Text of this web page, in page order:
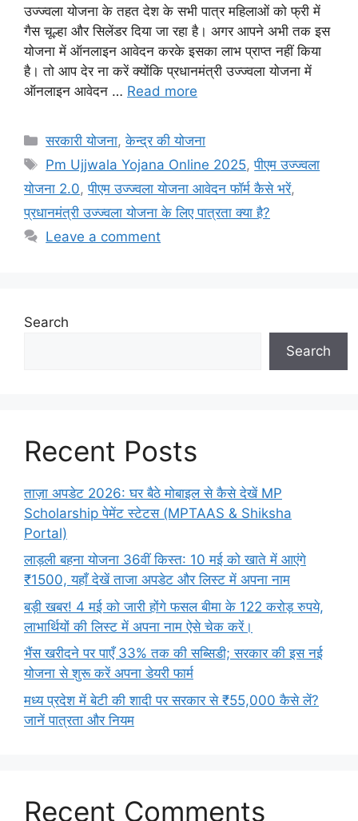
उज्ज्वला योजना के तहत देश के सभी पात्र महिलाओं को फ्री में
गैस चूल्हा और सिलेंडर दिया जा रहा है। अगर आपने अभी तक इस
योजना में ऑनलाइन आवेदन करके इसका लाभ प्राप्त नहीं किया
है। तो आप देर ना करें क्योंकि प्रधानमंत्री उज्ज्वला योजना में
ऑनलाइन आवेदन … Read more
Categories
सरकारी योजना,केन्द्र की योजना
Tags
Pm Ujjwala Yojana Online 2025,पीएम उज्ज्वला
योजना 2.0,पीएम उज्ज्वला योजना आवेदन फॉर्म कैसे भरें,
प्रधानमंत्री उज्ज्वला योजना के लिए पात्रता क्या है?
Leave a comment
Search
Search
Recent Posts
ताज़ा अपडेट 2026: घर बैठे मोबाइल से कैसे देखें MP
Scholarship पेमेंट स्टेटस (MPTAAS & Shiksha
Portal)
लाड़ली बहना योजना 36वीं किस्त: 10 मई को खाते में आएंगे
₹1500, यहाँ देखें ताजा अपडेट और लिस्ट में अपना नाम
बड़ी खबर! 4 मई को जारी होंगे फसल बीमा के 122 करोड़ रुपये,
लाभार्थियों की लिस्ट में अपना नाम ऐसे चेक करें।
भैंस खरीदने पर पाएँ 33% तक की सब्सिडी; सरकार की इस नई
योजना से शुरू करें अपना डेयरी फार्म
मध्य प्रदेश में बेटी की शादी पर सरकार से ₹55,000 कैसे लें?
जानें पात्रता और नियम
Recent Comments